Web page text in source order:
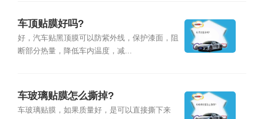
车顶贴膜好吗?
好，汽车贴黑顶膜可以防紫外线，保护漆面，阻
断部分热量，降低车内温度，减...
车玻璃贴膜怎么撕掉?
车玻璃贴膜，如果质量好，是可以直接撕下来